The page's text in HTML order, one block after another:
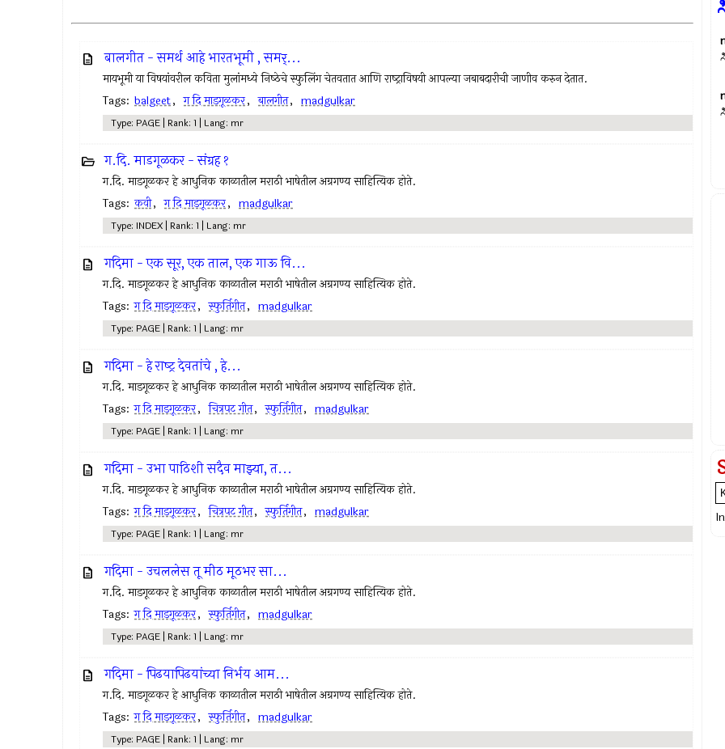
बालगीत - समर्थ आहे भारतभूमी , समर्...
मायभूमी या विषयांवरील कविता मुलांमध्ये निष्‍ठेचे स्फुलिंग चेतवतात आणि राष्‍ट्राविषयी आपल्या जबाबदारीची जाणीव करुन देतात.
Tags: balgeet, ग दि माडगूळकर, बालगीत, madgulkar
Type: PAGE | Rank: 1 | Lang: mr
ग.दि. माडगूळकर - संग्रह १
ग.दि. माडगूळकर हे आधुनिक काळातील मराठी भाषेतील अग्रगण्य साहित्यिक होते.
Tags: कवी, ग दि माडगूळकर, madgulkar
Type: INDEX | Rank: 1 | Lang: mr
गदिमा - एक सूर, एक ताल, एक गाऊ वि...
ग.दि. माडगूळकर हे आधुनिक काळातील मराठी भाषेतील अग्रगण्य साहित्यिक होते.
Tags: ग दि माडगूळकर, स्फुर्तिगीत, madgulkar
Type: PAGE | Rank: 1 | Lang: mr
गदिमा - हे राष्‍ट्र देवतांचे , हे...
ग.दि. माडगूळकर हे आधुनिक काळातील मराठी भाषेतील अग्रगण्य साहित्यिक होते.
Tags: ग दि माडगूळकर, चित्रपट गीत, स्फुर्तिगीत, madgulkar
Type: PAGE | Rank: 1 | Lang: mr
गदिमा - उभा पाठिशी सदैव माझ्या, त...
ग.दि. माडगूळकर हे आधुनिक काळातील मराठी भाषेतील अग्रगण्य साहित्यिक होते.
Tags: ग दि माडगूळकर, चित्रपट गीत, स्फुर्तिगीत, madgulkar
Type: PAGE | Rank: 1 | Lang: mr
गदिमा - उचललेस तू मीठ मूठभर सा...
ग.दि. माडगूळकर हे आधुनिक काळातील मराठी भाषेतील अग्रगण्य साहित्यिक होते.
Tags: ग दि माडगूळकर, स्फुर्तिगीत, madgulkar
Type: PAGE | Rank: 1 | Lang: mr
गदिमा - पिढयापिढयांच्या निर्भय आम...
ग.दि. माडगूळकर हे आधुनिक काळातील मराठी भाषेतील अग्रगण्य साहित्यिक होते.
Tags: ग दि माडगूळकर, स्फुर्तिगीत, madgulkar
Type: PAGE | Rank: 1 | Lang: mr